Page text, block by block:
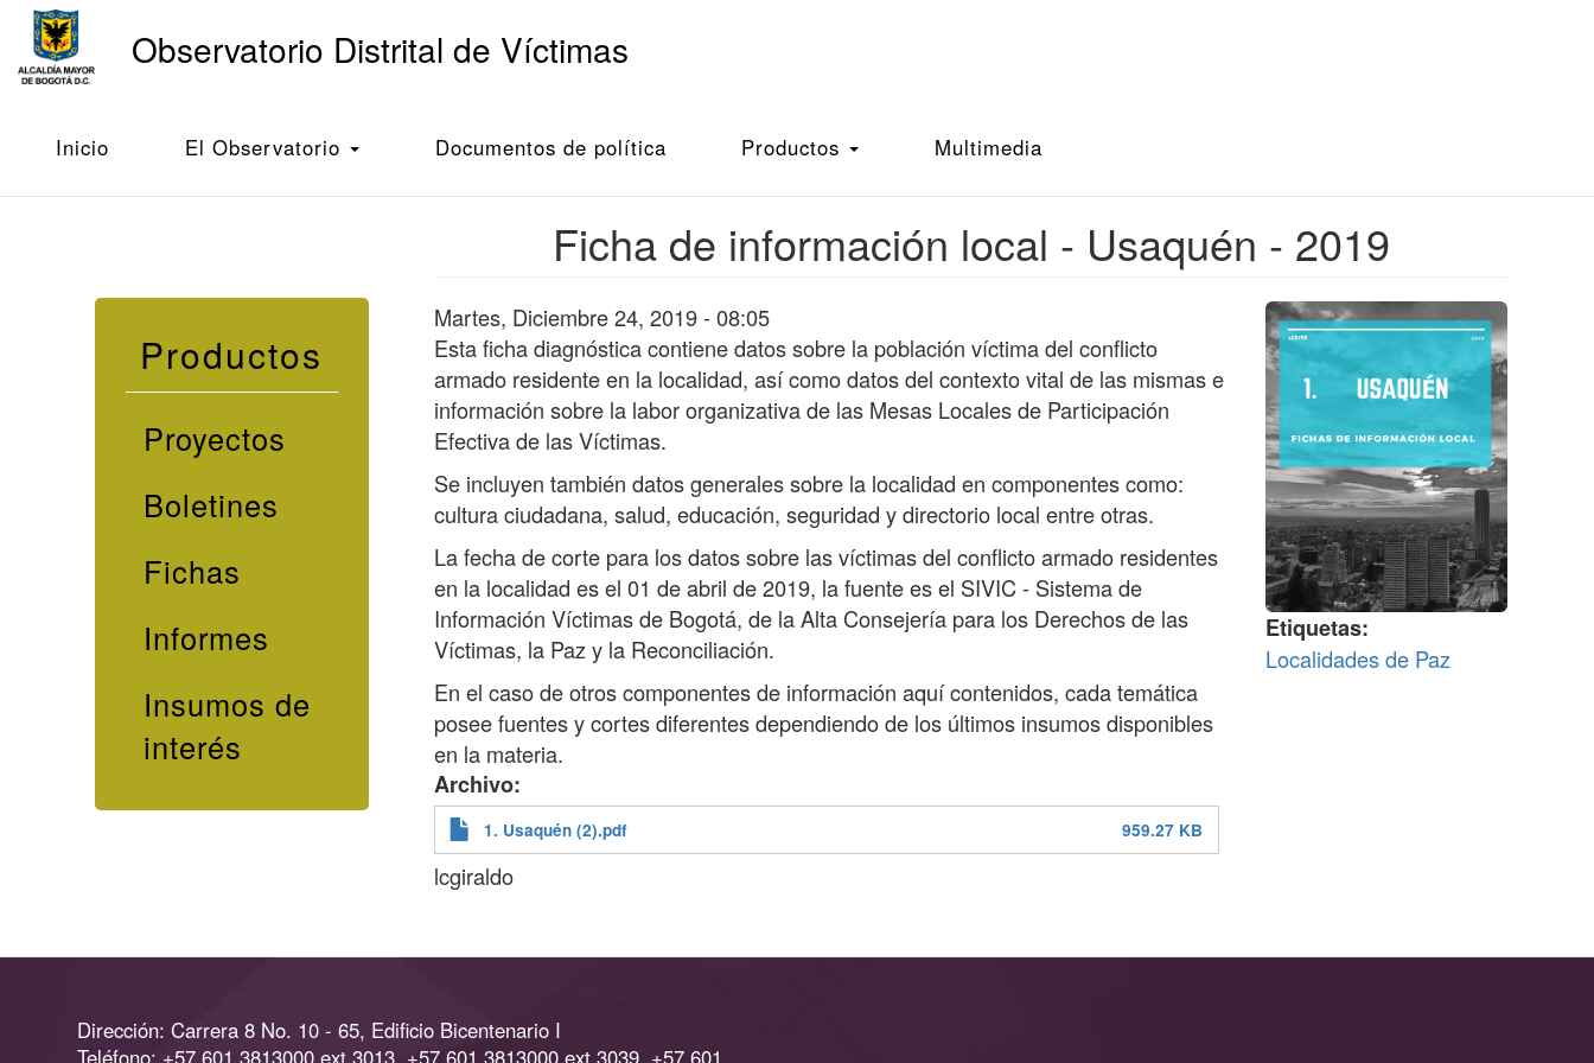
Pasar
contenido
principal
Observatorio Distrital de Víctimas
Main
navigation
Inicio El Observatorio Documentos de política Productos Multimedia
Productos
Proyectos
Boletines
Fichas
Informes
Insumos de
interés
Ficha de información local - Usaquén - 2019
Martes, Diciembre 24, 2019 - 08:05
Esta ficha diagnóstica contiene datos sobre la población víctima del conflicto
armado residente en la localidad, así como datos del contexto vital de las mismas e
información sobre la labor organizativa de las Mesas Locales de Participación
Efectiva de las Víctimas.
Se incluyen también datos generales sobre la localidad en componentes como:
cultura ciudadana, salud, educación, seguridad y directorio local entre otras.
La fecha de corte para los datos sobre las víctimas del conflicto armado residentes
en la localidad es el 01 de abril de 2019, la fuente es el SIVIC - Sistema de
Información Víctimas de Bogotá, de la Alta Consejería para los Derechos de las
Víctimas, la Paz y la Reconciliación.
En el caso de otros componentes de información aquí contenidos, cada temática
posee fuentes y cortes diferentes dependiendo de los últimos insumos disponibles
en la materia.
Archivo
1. Usaquén (2).pdf 959.27 KB
Etiquetas
Localidades de Paz
lcgiraldo
Dirección: Carrera 8 No. 10 - 65, Edificio Bicentenario I
Teléfono: +57 601 3813000 ext 3013, +57 601 3813000 ext 3039, +57 601